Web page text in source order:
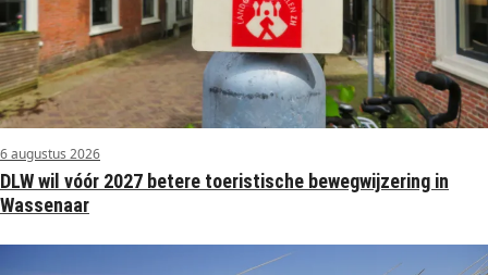
6 augustus 2026
DLW wil vóór 2027 betere toeristische bewegwijzering in
Wassenaar